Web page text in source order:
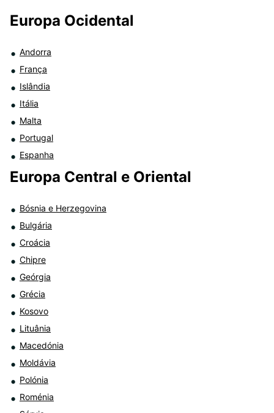
Europa Ocidental
Andorra
França
Islândia
Itália
Malta
Portugal
Espanha
Europa Central e Oriental
Bósnia e Herzegovina
Bulgária
Croácia
Chipre
Geórgia
Grécia
Kosovo
Lituânia
Macedónia
Moldávia
Polónia
Roménia